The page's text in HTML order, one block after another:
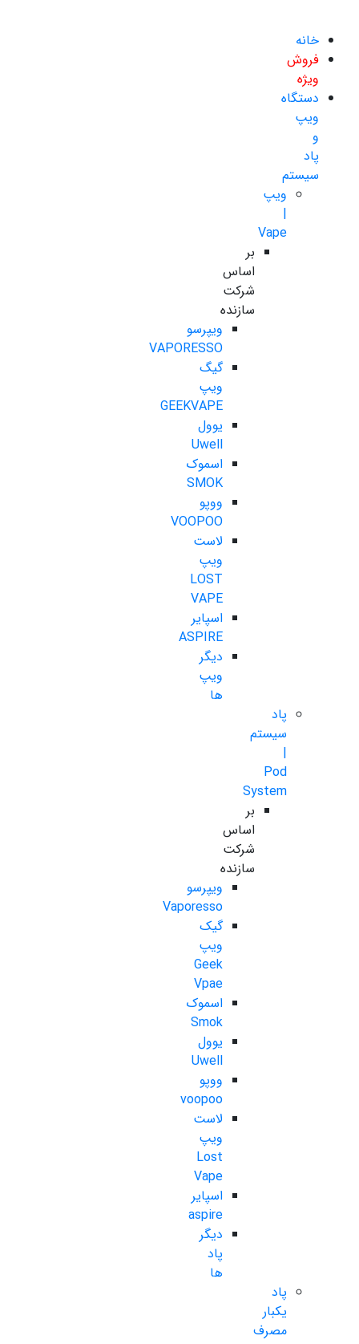
خانه
فروش
ویژه
دستگاه
ویپ
و
پاد
سیستم
ویپ
|
Vape
بر
اساس
شرکت
سازنده
ویپرسو
VAPORESSO
گیگ
ویپ
GEEKVAPE
یوول
Uwell
اسموک
SMOK
ووپو
VOOPOO
لاست
ویپ
LOST
VAPE
اسپایر
ASPIRE
دیگر
ویپ
ها
پاد
سیستم
|
Pod
System
بر
اساس
شرکت
سازنده
ویپرسو
Vaporesso
گیک
ویپ
Geek
Vpae
اسموک
Smok
یوول
Uwell
ووپو
voopoo
لاست
ویپ
Lost
Vape
اسپایر
aspire
دیگر
پاد
ها
پاد
یکبار
مصرف